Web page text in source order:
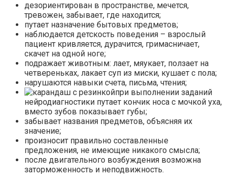
дезориентирован в пространстве, мечется,
тревожен, забывает, где находится;
путает назначение бытовых предметов;
наблюдается детскость поведения – взрослый
пациент кривляется, дурачится, гримасничает,
скачет на одной ноге;
подражает животным: лает, мяукает, ползает на
четвереньках, лакает суп из миски, кушает с пола;
нарушаются навыки счета, письма, чтения;
при выполнении заданий
нейродиагностики путает кончик носа с мочкой уха,
вместо зубов показывает губы;
забывает названия предметов, объясняя их
значение;
произносит правильно составленные
предложения, не имеющие никакого смысла;
после двигательного возбуждения возможна
заторможенность и неподвижность.